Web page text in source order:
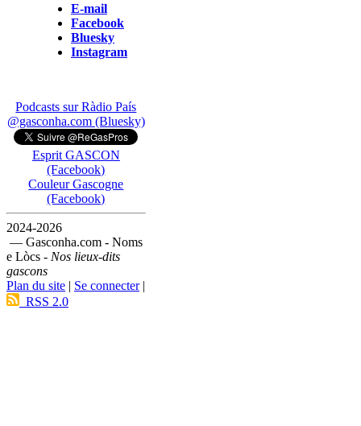
E-mail
Facebook
Bluesky
Instagram
Podcasts sur Ràdio País
@gasconha.com (Bluesky)
Esprit GASCON
(Facebook)
Couleur Gascogne
(Facebook)
2024-2026
— Gasconha.com - Noms
e Lòcs - Nos lieux-dits
gascons
Plan du site | Se connecter|
RSS 2.0